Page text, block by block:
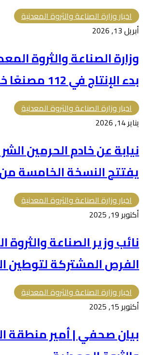
اخبار وزارة الصناعة والثروة المعدنية
أبريل 13, 2026
بدء الإنتاج في 112 مصنعًا خلال فبراير 2026
اخبار وزارة الصناعة والثروة المعدنية
يناير 14, 2026
نيابة عن خادم الحرمين
يفتتح النسخة الخامسة من
اخبار وزارة الصناعة والثروة المعدنية
أكتوبر 19, 2025
نائب وزير الصناعة
الفرص المشتركة لتوطين
اخبار وزارة الصناعة والثروة المعدنية
أكتوبر 15, 2025
بيان صحفي | أمير منطقة